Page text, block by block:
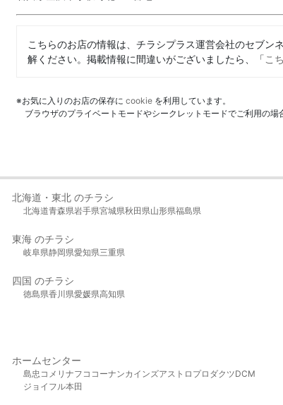
こちらのお店の情報は、チラシプラス運営会社のセブン
解ください。掲載情報に間違いがございましたら、「こ
※お気に入りのお店の保存に cookie を利用しています。
ブラウザのプライベートモードやシークレットモードでご利用の
北海道・東北 のチラシ
北海道青森県岩手県宮城県秋田県山形県福島県
東海 のチラシ
岐阜県静岡県愛知県三重県
四国 のチラシ
徳島県香川県愛媛県高知県
ホームセンター
島忠 コメリ ナフコ コーナンカインズアストロプロダクツDCM
ジョイフル本田